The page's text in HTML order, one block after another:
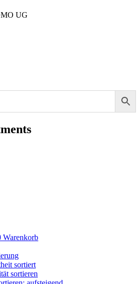
UG
Warenkorb
sortiert
sortieren